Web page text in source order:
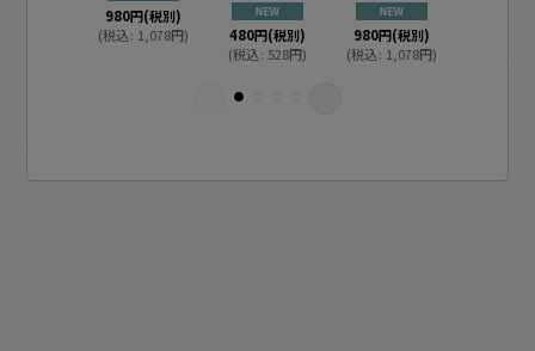
980円(税別)
(税込: 1,078円) 480円(税別)
(税込: 528円)
980円(税別)
(税込: 1,078円)